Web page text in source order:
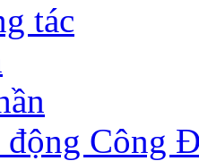
tác
động Công